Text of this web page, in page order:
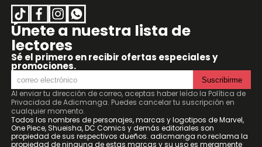
Únete a nuestra lista de
lectores
Sé el primero en recibir ofertas especiales y
promociones.
Suscribirme
Al enviar tu dirección de correo, aceptas haber leído la Política de
Privacidad de Adicmanga. Puedes cancelar tu suscripción en
cualquier momento.
Todos los nombres de personajes, marcas y logotipos de Marvel,
One Piece, Shueisha, DC Comics y demás editoriales son
propiedad de sus respectivos dueños. adicmanga no reclama la
propiedad de ninguna de estas marcas y su uso es meramente